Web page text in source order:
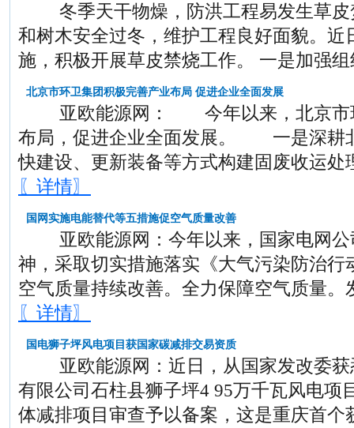
冬季天干物燥，防洪工程易发生草皮
和树木安全过冬，维护工程良好面貌。近
施，积极开展草皮禁烧工作。 一是加强
北京市环卫集团积极完善产业布局 促进企业全面发展
亚欧能源网： 今年以来，北京市环
布局，促进企业全面发展。 一是深耕
快建设、更新装备等方式构建固废收运处
〖详情〗
国网实施电能替代等五措施促空气质量改善
亚欧能源网：今年以来，国家电网公
神，采取切实措施落实《大气污染防治行
空气质量持续改善。全力保障空气质量
〖详情〗
国电狮子坪风电项目获国家碳减排交易资质
亚欧能源网：近日，从国家发改委获
有限公司石柱县狮子坪4 95万千瓦风电项
体减排项目审查予以备案，这是重庆首个